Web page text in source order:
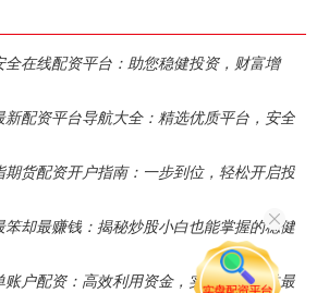
全在线配资平台：助您稳健投资，财富增
新配资平台导航大全：精选优质平台，安全
期货配资开户指南：一步到位，轻松开启投
笨却最赚钱：揭秘炒股小白也能掌握的稳健
账户配资：高效利用资金，实现投资收益最